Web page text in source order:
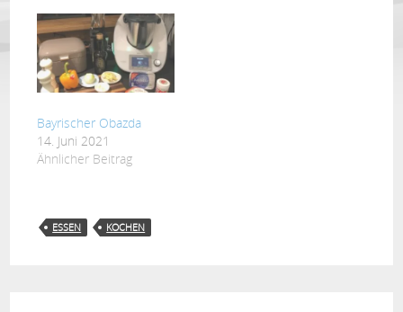
Bayrischer Obazda
14. Juni 2021
Ähnlicher Beitrag
ESSEN KOCHEN